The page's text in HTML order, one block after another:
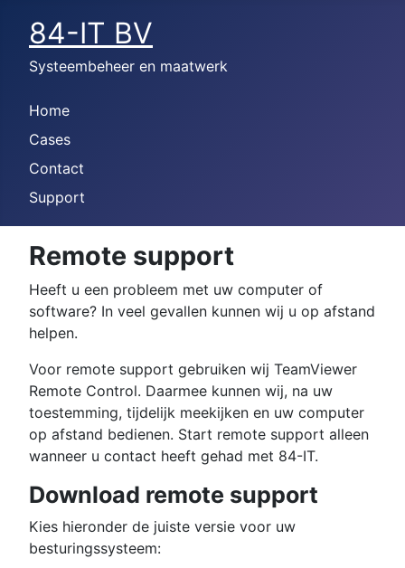
84-IT BV
Systeembeheer en maatwerk
Home
Cases
Contact
Support
Remote support
Heeft u een probleem met uw computer of
software? In veel gevallen kunnen wij u op afstand
helpen.
Voor remote support gebruiken wij TeamViewer
Remote Control. Daarmee kunnen wij, na uw
toestemming, tijdelijk meekijken en uw computer
op afstand bedienen. Start remote support alleen
wanneer u contact heeft gehad met 84-IT.
Download remote support
Kies hieronder de juiste versie voor uw
besturingssysteem: